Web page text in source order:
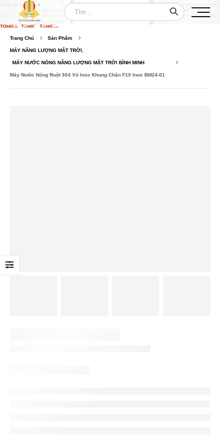
Trang Chủ Sản Phẩm
MÁY NĂNG LƯỢNG MẶT TRỜI
MÁY NƯỚC NÓNG NĂNG LƯỢNG MẶT TRỜI BÌNH MINH
Máy Nước Nóng Ruột 304 Vỏ Inox Khung Chân F10 Inox BM24-01